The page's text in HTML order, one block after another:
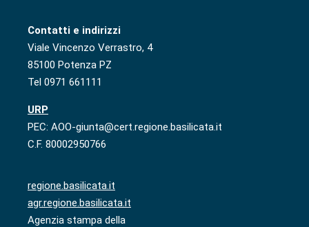
Contatti e indirizzi
Viale Vincenzo Verrastro, 4
85100 Potenza PZ
Tel 0971 661111
URP
PEC: AOO-giunta@cert.regione.basilicata.it
C.F. 80002950766
regione.basilicata.it
agr.regione.basilicata.it
Agenzia stampa della